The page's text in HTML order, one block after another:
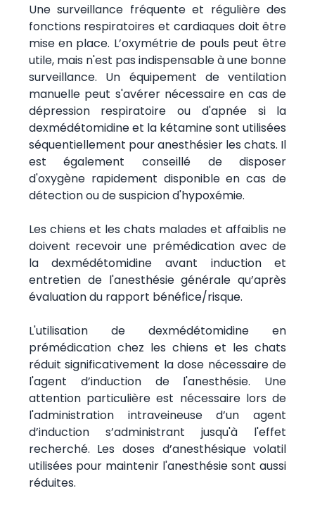
Une surveillance fréquente et régulière des
fonctions respiratoires et cardiaques doit être
mise en place. L’oxymétrie de pouls peut être
utile, mais n'est pas indispensable à une bonne
surveillance. Un équipement de ventilation
manuelle peut s'avérer nécessaire en cas de
dépression respiratoire ou d'apnée si la
dexmédétomidine et la kétamine sont utilisées
séquentiellement pour anesthésier les chats. Il
est également conseillé de disposer
d'oxygène rapidement disponible en cas de
détection ou de suspicion d'hypoxémie.
Les chiens et les chats malades et affaiblis ne
doivent recevoir une prémédication avec de
la dexmédétomidine avant induction et
entretien de l'anesthésie générale qu’après
évaluation du rapport bénéfice/risque.
L'utilisation de dexmédétomidine en
prémédication chez les chiens et les chats
réduit significativement la dose nécessaire de
l'agent d’induction de l'anesthésie. Une
attention particulière est nécessaire lors de
l'administration intraveineuse d’un agent
d’induction s’administrant jusqu'à l'effet
recherché. Les doses d’anesthésique volatil
utilisées pour maintenir l'anesthésie sont aussi
réduites.